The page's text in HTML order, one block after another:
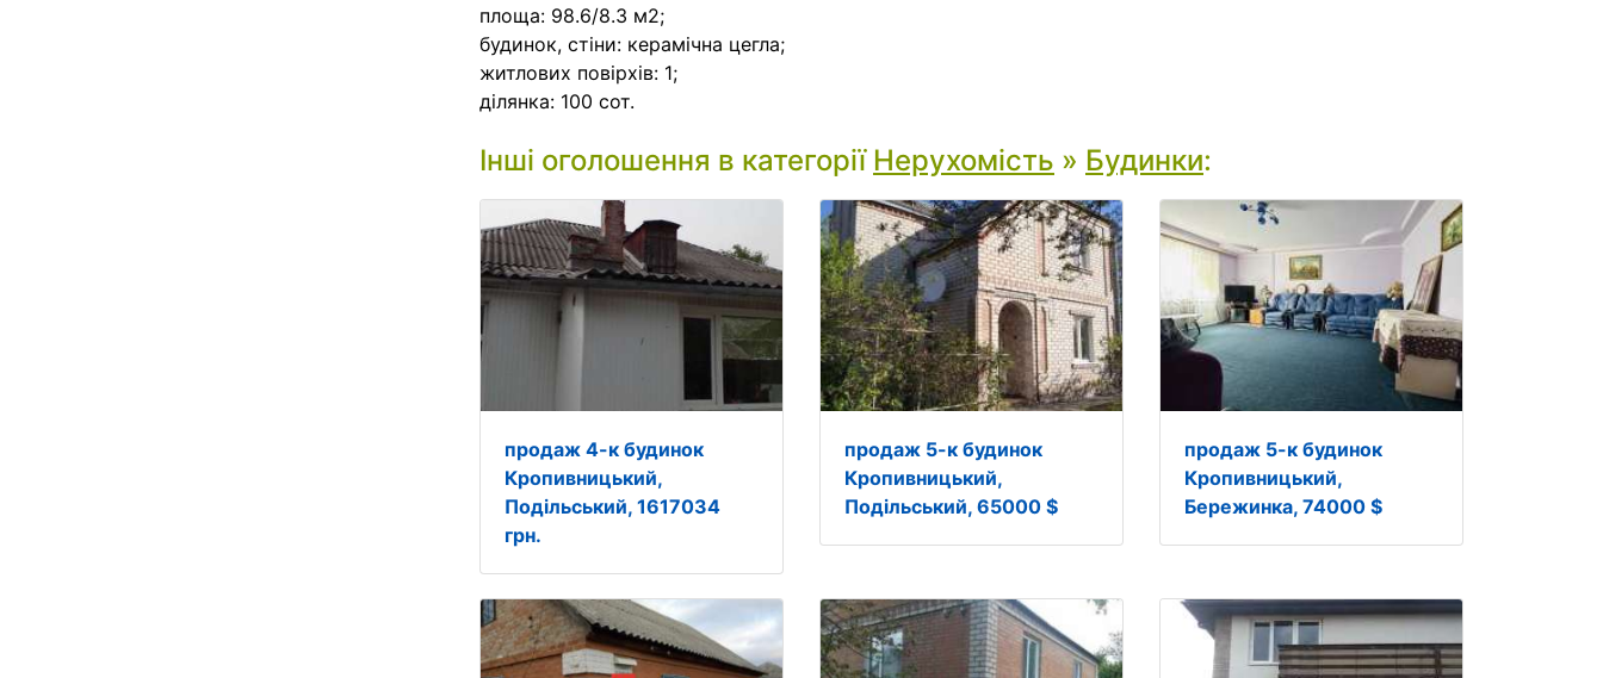
площа: 98.6/8.3 м2;
будинок, стіни: керамічна цегла;
житлових повірхів: 1;
ділянка: 100 сот.
Інші оголошення в категорії Нерухомість » Будинки:
продаж 4-к будинок
Кропивницький,
Подільський, 1617034
грн.
продаж 5-к будинок
Кропивницький,
Подільський, 65000 $
продаж 5-к будинок
Кропивницький,
Бережинка, 74000 $